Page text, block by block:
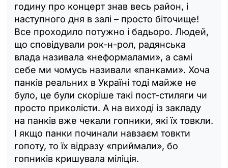
годину про концерт знав весь район, і
наступного дня в залі – просто біточище!
Все проходило потужно і бадьоро. Людей,
що сповідували рок-н-рол, радянська
влада називала «неформалами», а самі
себе ми чомусь називали «панками». Хоча
панків реальних в Україні тоді майже не
було, це були скоріше такі пост-стиляги чи
просто приколісти. А на виході із закладу
на панків вже чекали гопники, які їх товкли.
І якщо панки починали навзаєм товкти
гопоту, то їх відразу «приймали», бо
гопників кришувала міліція.